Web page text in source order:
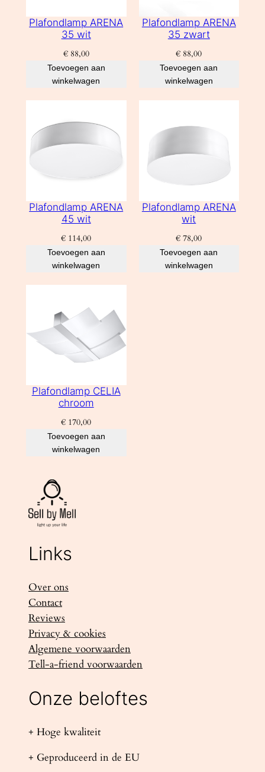
Plafondlamp ARENA
35 wit
€88,00
Toevoegen aan
winkelwagen
Plafondlamp ARENA
35 zwart
€ 88,00
Toevoegen aan
winkelwagen
Plafondlamp ARENA
45 wit
€ 114,00
Toevoegen aan
winkelwagen
Plafondlamp ARENA
wit
€ 78,00
Toevoegen aan
winkelwagen
Plafondlamp CELIA
chroom
€ 170,00
Toevoegen aan
winkelwagen
Links
Over ons
Contact
Reviews
Privacy & cookies
Algemene voorwaarden
Tell-a-friend voorwaarden
Onze beloftes
+ Hoge kwaliteit
+ Geproduceerd in de EU